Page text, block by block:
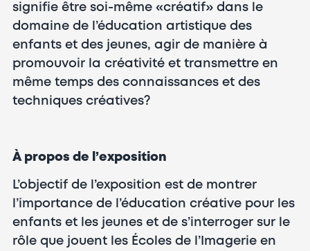
signifie être soi-même «créatif» dans le
domaine de l’éducation artistique des
enfants et des jeunes, agir de manière à
promouvoir la créativité et transmettre en
même temps des connaissances et des
techniques créatives?
À propos de l’exposition
L’objectif de l’exposition est de montrer
l’importance de l’éducation créative pour les
enfants et les jeunes et de s’interroger sur le
rôle que jouent les Écoles de l’Imagerie en